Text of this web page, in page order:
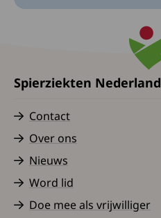
Spierziekten Nederland
Contact
Over ons
Nieuws
Word lid
Doe mee als vrijwilliger